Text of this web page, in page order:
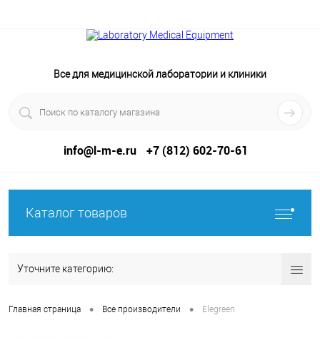
Все для медицинской лаборатории и клиники
info@l-m-e.ru +7 (812) 602-70-61
Каталог товаров
Уточните категорию:
Главная страница • Все производители • Elegreen